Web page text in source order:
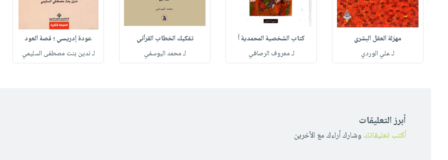
مهزلة العقل البشري
لـ علي الوردي
كتاب الشخصية المحمدية أ
لـ معروف الرصافي
تفكيك الخطاب القرآني
لـ محمد اليوسفي
عودة إدريسي ؛ قصة العود
لـ ندين بنت مصطفى السليمي
أبرز التعليقات
أكتب تعليقاتك وشارك أراءك مع الأخرين